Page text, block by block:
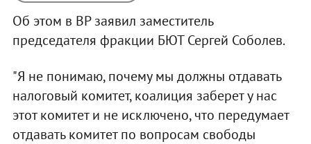
Об этом в ВР заявил заместитель
председателя фракции БЮТ Сергей Соболев.
"Я не понимаю, почему мы должны отдавать
налоговый комитет, коалиция заберет у нас
этот комитет и не исключено, что передумает
отдавать комитет по вопросам свободы